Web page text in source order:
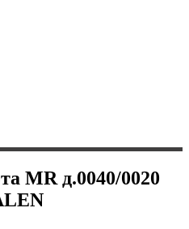
MR д.0040/0020